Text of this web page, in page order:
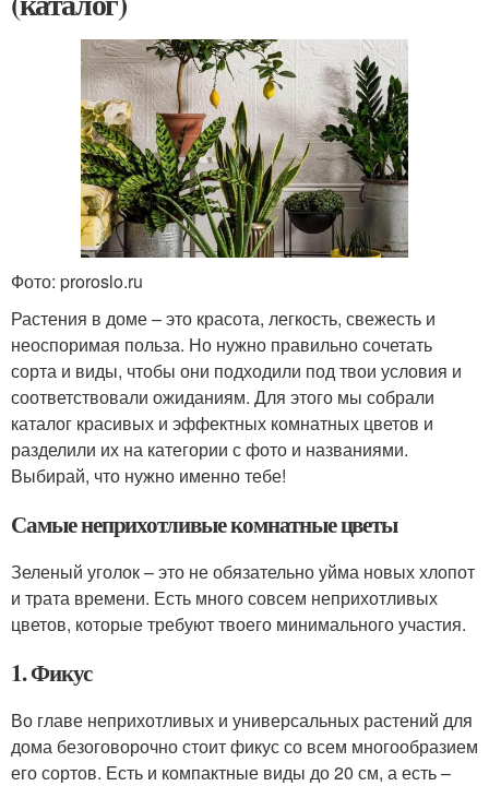
Фото: proroslo.ru
Растения в доме – это красота, легкость, свежесть и
неоспоримая польза. Но нужно правильно сочетать
сорта и виды, чтобы они подходили под твои условия и
соответствовали ожиданиям. Для этого мы собрали
каталог красивых и эффектных комнатных цветов и
разделили их на категории с фото и названиями.
Выбирай, что нужно именно тебе!
Самые неприхотливые комнатные цветы
Зеленый уголок – это не обязательно уйма новых хлопот
и трата времени. Есть много совсем неприхотливых
цветов, которые требуют твоего минимального участия.
1. Фикус
Во главе неприхотливых и универсальных растений для
дома безоговорочно стоит фикус со всем многообразием
его сортов. Есть и компактные виды до 20 см, а есть –